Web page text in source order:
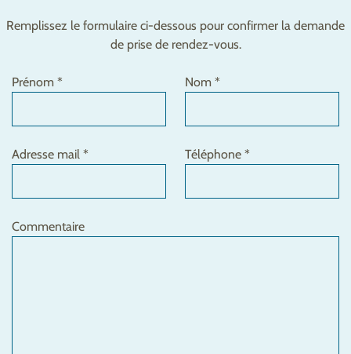
Remplissez le formulaire ci-dessous pour confirmer la demande
de prise de rendez-vous.
Prénom * Nom *
Adresse mail * Téléphone *
Commentaire